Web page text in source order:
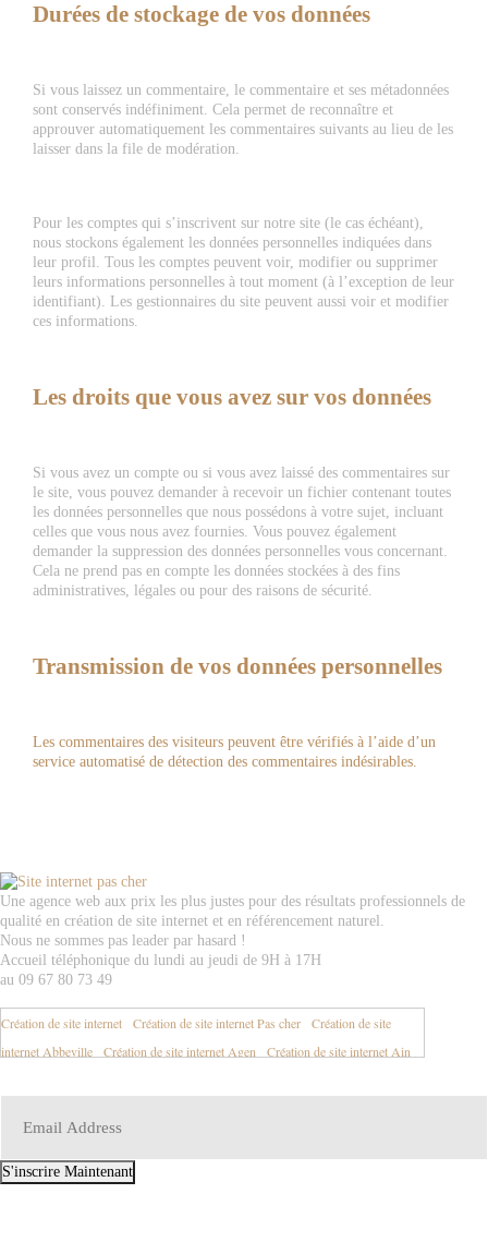
Durées de stockage de vos données
Si vous laissez un commentaire, le commentaire et ses métadonnées
sont conservés indéfiniment. Cela permet de reconnaître et
approuver automatiquement les commentaires suivants au lieu de les
laisser dans la file de modération.
Pour les comptes qui s’inscrivent sur notre site (le cas échéant),
nous stockons également les données personnelles indiquées dans
leur profil. Tous les comptes peuvent voir, modifier ou supprimer
leurs informations personnelles à tout moment (à l’exception de leur
identifiant). Les gestionnaires du site peuvent aussi voir et modifier
ces informations.
Les droits que vous avez sur vos données
Si vous avez un compte ou si vous avez laissé des commentaires sur
le site, vous pouvez demander à recevoir un fichier contenant toutes
les données personnelles que nous possédons à votre sujet, incluant
celles que vous nous avez fournies. Vous pouvez également
demander la suppression des données personnelles vous concernant.
Cela ne prend pas en compte les données stockées à des fins
administratives, légales ou pour des raisons de sécurité.
Transmission de vos données personnelles
Les commentaires des visiteurs peuvent être vérifiés à l’aide d’un
service automatisé de détection des commentaires indésirables.
Une agence web aux prix les plus justes pour des résultats professionnels de
qualité en création de site internet et en référencement naturel.
Nous ne sommes pas leader par hasard !
Accueil téléphonique du lundi au jeudi de 9H à 17H
au 09 67 80 73 49
Création de site internet Création de site internet Pas cher
Création de site
internet Abbeville
Création de site internet Agen
Création de site internet Ain
Création de site internet Albertville
site internet Alençon-Création de site internet Alès-Création de site internet
S'inscrire Maintenant